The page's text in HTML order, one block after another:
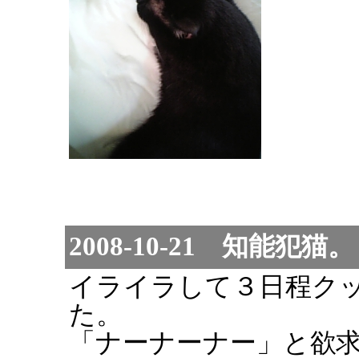
2008-10-21 知能犯猫。
イライラして３日程ク
た。
「ナーナーナー」と欲